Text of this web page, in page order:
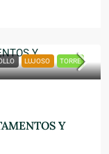
LUJOSO TORRE
Y